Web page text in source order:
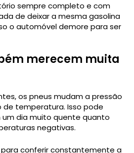
sempre completo e com
de deixar a mesma gasolina
o automóvel demore para ser
merecem muita
os pneus mudam a pressão
temperatura. Isso pode
dia muito quente quanto
negativas.
conferir constantemente a